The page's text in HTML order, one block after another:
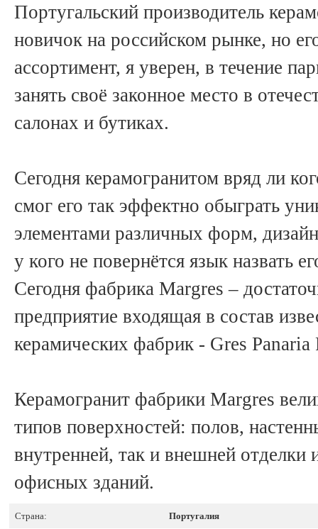
Португальский производитель
новичок на российском рынке, но
ассортимент, я уверен, в течение
занять своё законное место в
салонах и бутиках.
Сегодня керамогранитом вряд ли
смог его так эффектно обыграть
элементами различных форм,
у кого не повернётся язык назвать
Сегодня фабрика Margres –
предприятие входящая в состав
керамических фабрик - Gres Panaria
Керамогранит фабрики Margres
типов поверхностей: полов,
внутренней, так и внешней отделки
офисных зданий.
Страна: Португалия